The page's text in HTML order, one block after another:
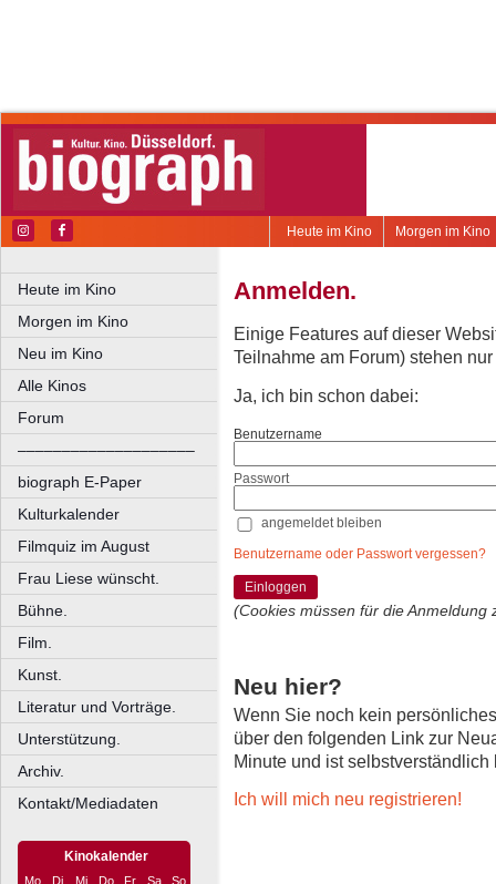
Morgen im Kino
Heute im Kino
Heute im Kino
Morgen im Kino
Neu im Kino
Alle Kinos
Forum
––––––––––––––––––––
biograph E-Paper
Kulturkalender
Filmquiz im August
Frau Liese wünscht.
Bühne.
Film.
Kunst.
Literatur und Vorträge.
Unterstützung.
Archiv.
Kontakt/Mediadaten
Kinokalender
Mo Di Mi Do Fr Sa
So
Anmelden.
Einige Features auf dieser
Teilnahme am Forum) stehen
Ja, ich bin schon dabei:
Benutzername
Passwort
angemeldet bleiben
Benutzername oder Passwort vergessen?
Einloggen
(Cookies müssen für die Anmeldung
Neu hier?
Wenn Sie noch kein
über den folgenden Link zur
Minute und ist selbstverständlich
Ich will mich neu registrieren!